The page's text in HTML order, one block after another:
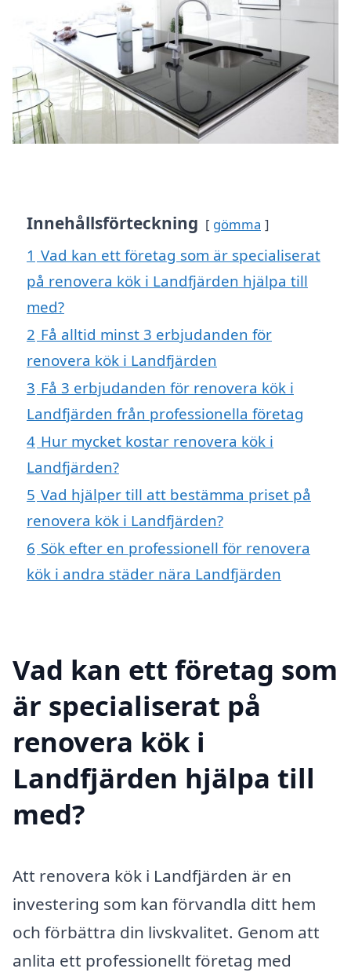
Innehållsförteckning gömma
1 Vad kan ett företag som är specialiserat
på renovera kök i Landfjärden hjälpa till
med?
2 Få alltid minst 3 erbjudanden för
renovera kök i Landfjärden
3 Få 3 erbjudanden för renovera kök i
Landfjärden från professionella företag
4 Hur mycket kostar renovera kök i
Landfjärden?
5 Vad hjälper till att bestämma priset på
renovera kök i Landfjärden?
6 Sök efter en professionell för renovera
kök i andra städer nära Landfjärden
Vad kan ett företag som
är specialiserat på
renovera kök i
Landfjärden hjälpa till
med?
Att renovera kök i Landfjärden är en
investering som kan förvandla ditt hem
och förbättra din livskvalitet. Genom att
anlita ett professionellt företag med